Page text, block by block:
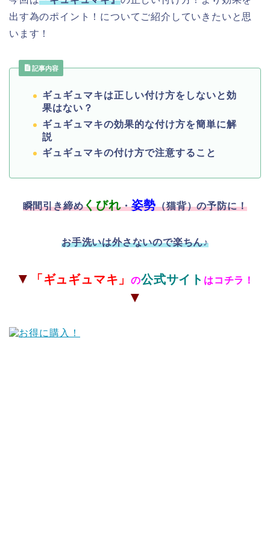
出す為のポイント！についてご紹介していきたいと思
います！
記事内容
ギュギュマキは正しい付け方をしないと効
果はない？
ギュギュマキの効果的な付け方を簡単に解
説
ギュギュマキの付け方で注意すること
瞬間引き締めくびれ・姿勢（猫背）の予防に！
お手洗いは外さないので楽ちん♪
▼ 「 ギュギュマキ」の公式サイト はコチラ！
▼